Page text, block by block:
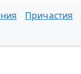
Причастия